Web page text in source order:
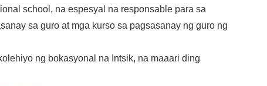
school, na espesyal na responsable para sa
sa guro at mga kurso sa pagsasanay ng guro ng
ng bokasyonal na Intsik, na maaari ding